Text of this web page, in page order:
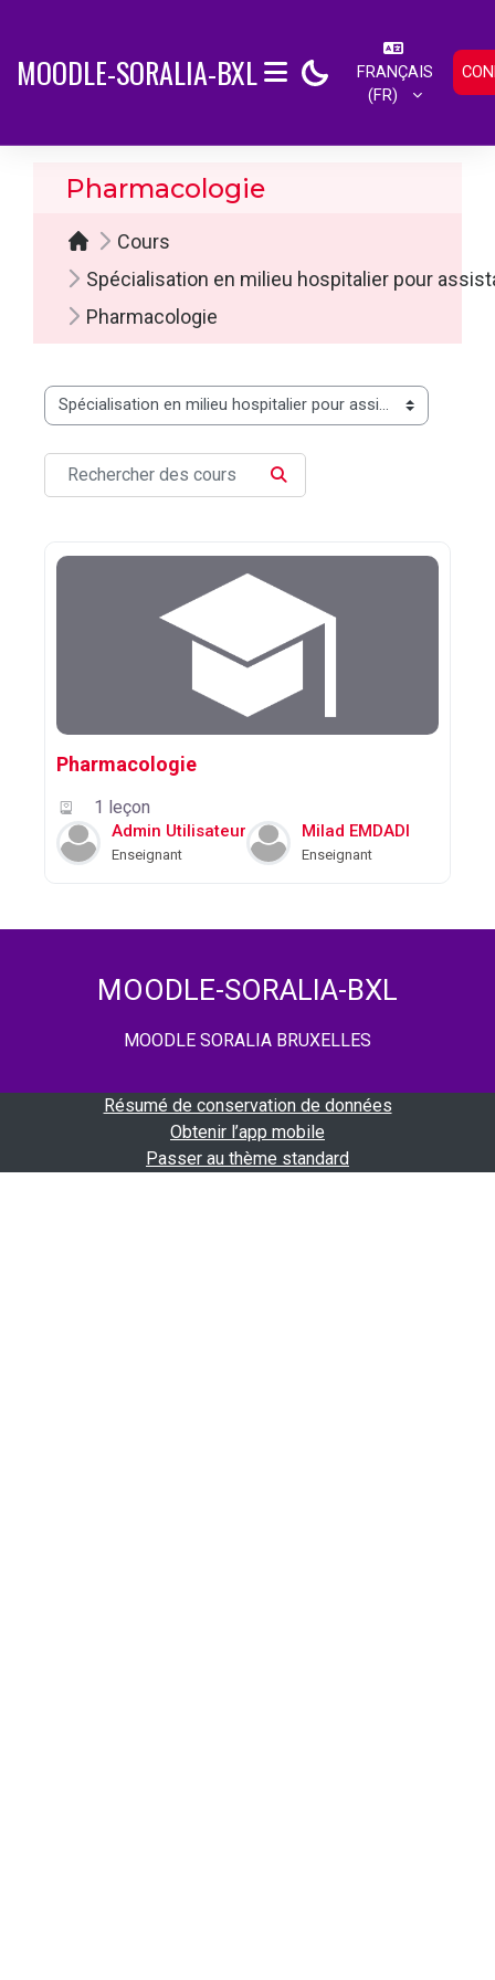
MOODLE-SORALIA-BXL PANNEAU LATÉRAL
FRANÇAIS
‎(FR)‎
Pharmacologie
Cours
Spécialisation en milieu hospitalier pour
Pharmacologie
Catégories de cours
Rechercher des cours
RECHERCHER DES COURS
Pharmacologie
1 leçon
Admin Utilisateur
Enseignant
Milad EMDADI
Enseignant
MOODLE-SORALIA-BXL
MOODLE SORALIA BRUXELLES
Résumé de conservation de données
Obtenir l’app mobile
Passer au thème standard